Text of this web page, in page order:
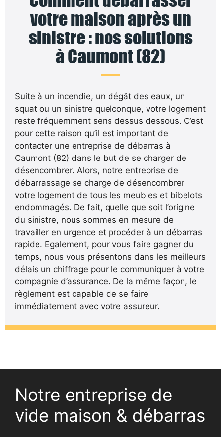
votre maison après un
sinistre : nos solutions
à Caumont (82)
Suite à un incendie, un dégât des eaux, un
squat ou un sinistre quelconque, votre logement
reste fréquemment sens dessus dessous. C’est
pour cette raison qu’il est important de
contacter une entreprise de débarras à
Caumont (82) dans le but de se charger de
désencombrer. Alors, notre entreprise de
débarrassage se charge de désencombrer
votre logement de tous les meubles et bibelots
endommagés. De fait, quelle que soit l’origine
du sinistre, nous sommes en mesure de
travailler en urgence et procéder à un débarras
rapide. Egalement, pour vous faire gagner du
temps, nous vous présentons dans les meilleurs
délais un chiffrage pour le communiquer à votre
compagnie d’assurance. De la même façon, le
règlement est capable de se faire
immédiatement avec votre assureur.
Notre entreprise de
vide maison & débarras